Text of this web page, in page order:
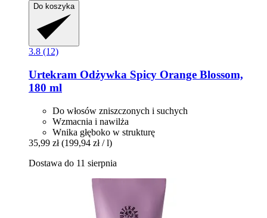
Do koszyka
3.8 (12)
Urtekram Odżywka Spicy Orange Blossom,
180 ml
Do włosów zniszczonych i suchych
Wzmacnia i nawilża
Wnika głęboko w strukturę
35,99 zł (199,94 zł / l)
Dostawa do 11 sierpnia